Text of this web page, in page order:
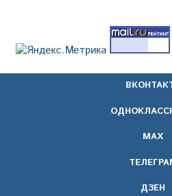
МАХ
ДЗЕН